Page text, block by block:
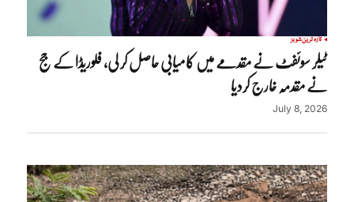
تازہ ترینشوبز
ٹیلر سوئفٹ نے مقدمے میں کامیابی حاصل کر لی، فلوریڈا کے جج
نے مقدمہ خارج کردیا
July 8, 2026